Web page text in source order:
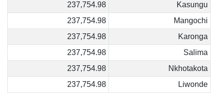
Kasungu
237,754.98
Mangochi
237,754.98
Karonga
237,754.98
Salima
237,754.98
Nkhotakota
237,754.98
Liwonde
237,754.98